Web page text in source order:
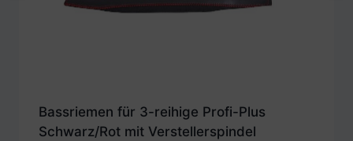
Bassriemen für 3-reihige Profi-Plus
Schwarz/Rot mit Verstellerspindel